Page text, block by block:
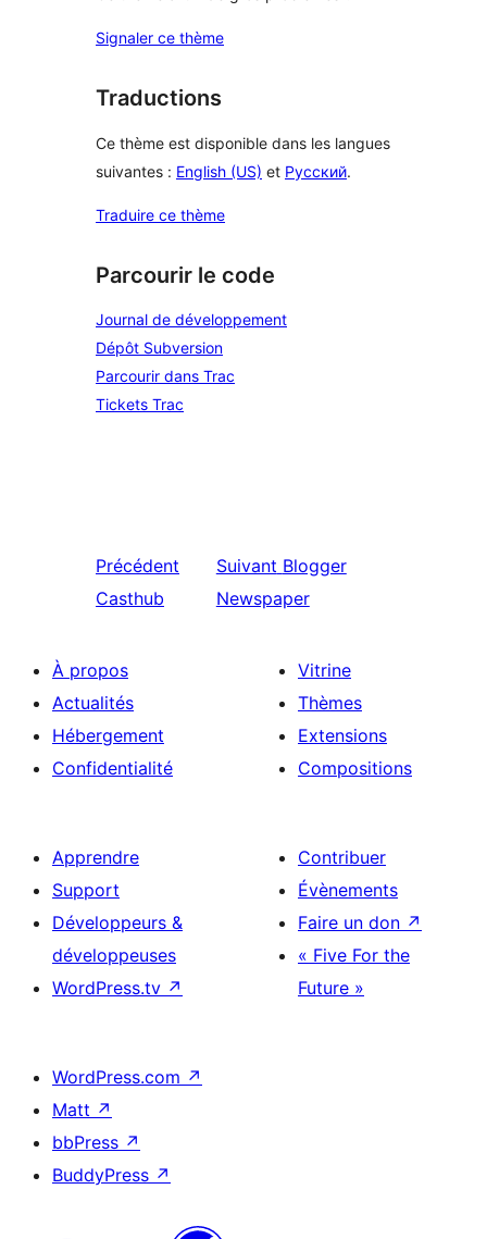
Signaler ce thème
Traductions
Ce thème est disponible dans les langues
suivantes : English (US) et Русский.
Traduire ce thème
Parcourir le code
Journal de développement
Dépôt Subversion
Parcourir dans Trac
Tickets Trac
Précédent
Casthub
Suivant Blogger
Newspaper
À propos
Actualités
Hébergement
Confidentialité
Vitrine
Thèmes
Extensions
Compositions
Apprendre
Support
Développeurs &
développeuses
WordPress.tv ↗
Contribuer
Évènements
Faire un don ↗
« Five For the
Future »
WordPress.com ↗
Matt ↗
bbPress ↗
BuddyPress ↗